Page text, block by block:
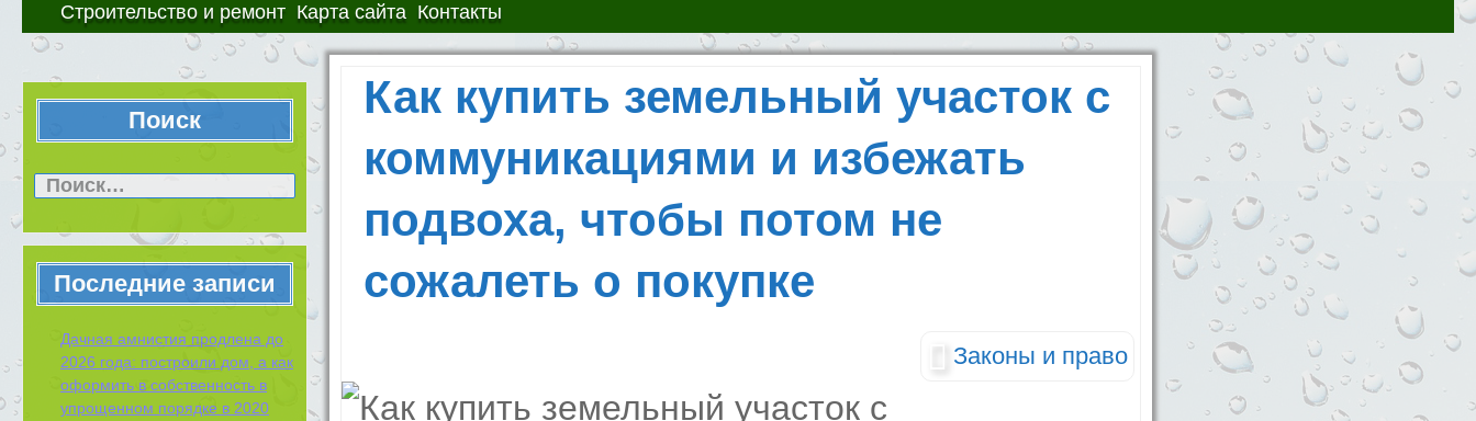
Строительство и ремонт Карта сайта Контакты
Поиск
Последние записи
Дачная амнистия продлена до
2026 года: построили дом, а как
оформить в собственность в
упрощенном порядке в 2020
Как купить земельный участок с
коммуникациями и избежать
подвоха, чтобы потом не
сожалеть о покупке
Законы и право